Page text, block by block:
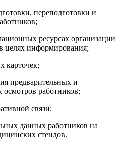
переподготовки и
ресурсах организации
целях информирования;
карточек;
предварительных и
работников;
связи;
данных работников на
стендов.